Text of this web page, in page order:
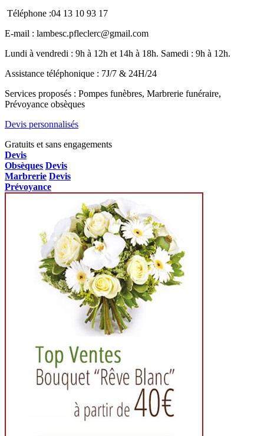
Téléphone :04 13 10 93 17
E-mail : lambesc.pfleclerc@gmail.com
Lundi à vendredi : 9h à 12h et 14h à 18h. Samedi : 9h à 12h.
Assistance téléphonique : 7J/7 & 24H/24
Services proposés : Pompes funèbres, Marbrerie funéraire,
Prévoyance obsèques
Devis personnalisés
Gratuits et sans engagements
Devis
Obsèques Devis
Marbrerie Devis
Prévoyance